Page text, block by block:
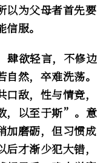
以为父母者首先要
服。
肆欲轻言，不修边
然，卒难洗荡。
敌，性与情竞，
，以至于斯”。意
加磨砺，但习惯成
才渐少犯大错，